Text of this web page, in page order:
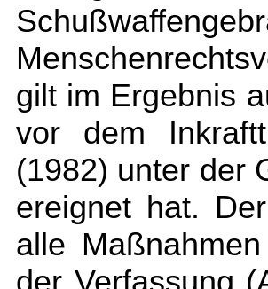
gilt im Ergebnis
vor dem
(1982) unter der
ereignet hat.
alle
der Verfassung